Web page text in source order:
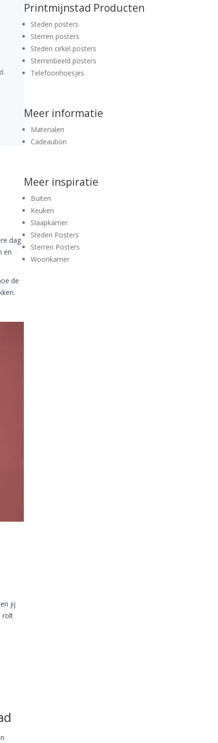
dag
en
de
jij
rolt
Printmijnstad Producten
Steden posters
Sterren posters
Steden cirkel posters
Sterrenbeeld posters
Telefoonhoesjes
Meer informatie
Materialen
Cadeaubon
Meer inspiratie
Buiten
Keuken
Slaapkamer
Steden Posters
Sterren Posters
Woonkamer